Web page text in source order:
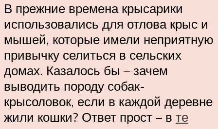
В прежние времена крысарики
использовались для отлова крыс и
мышей, которые имели неприятную
привычку селиться в сельских
домах. Казалось бы – зачем
выводить породу собак-
крысоловок, если в каждой деревне
жили кошки? Ответ прост – в те